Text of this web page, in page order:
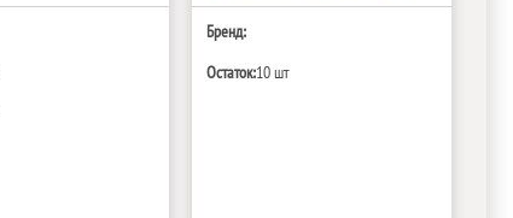
Бренд:
Остаток:10 шт